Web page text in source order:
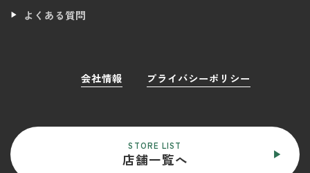
よくある質問
会社情報 プライバシーポリシー
STORE LIST
店舗一覧へ